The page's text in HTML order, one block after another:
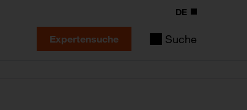
DE
Expertensuche Suche